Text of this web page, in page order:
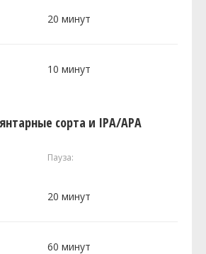
20 минут
10 минут
сорта и IPA/APA
Пауза:
20 минут
60 минут